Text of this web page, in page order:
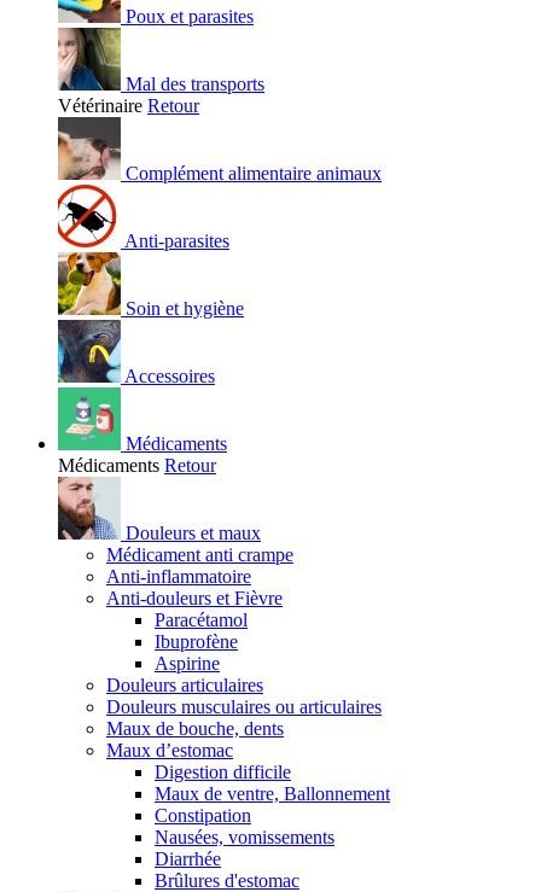
Poux et parasites
Mal des transports
Vétérinaire Retour
Complément alimentaire animaux
Anti-parasites
Soin et hygiène
Accessoires
Médicaments
Médicaments Retour
Douleurs et maux
Médicament anti crampe
Anti-inflammatoire
Anti-douleurs et Fièvre
Paracétamol
Ibuprofène
Aspirine
Douleurs articulaires
Douleurs musculaires ou articulaires
Maux de bouche, dents
Maux d’estomac
Digestion difficile
Maux de ventre, Ballonnement
Constipation
Nausées, vomissements
Diarrhée
Brûlures d'estomac